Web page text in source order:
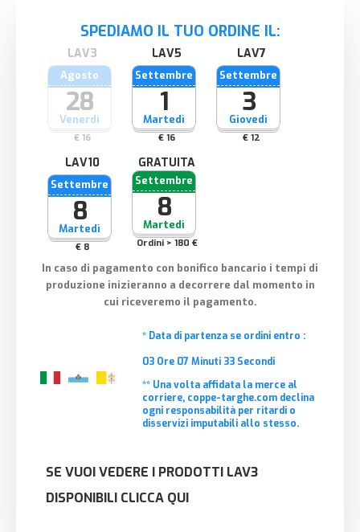
SPEDIAMO IL TUO ORDINE IL:
Venerdì
Agosto
28
€ 16
Martedì
Settembre
1
€ 16
Giovedì
Settembre
3
€ 12
Martedì
Settembre
8
€ 8
GRATUITA
Martedì
Settembre
8
Ordini > 180 €
In caso di pagamento con bonifico bancario i tempi di
produzione inizieranno a decorrere dal momento in
cui riceveremo il pagamento.
* Data di partenza se ordini entro :
03Ore 07 Minuti 33Secondi
** Una volta affidata la merce al
corriere, coppe-targhe.com declina
ogni responsabilità per ritardi o
disservizi imputabili allo stesso.
SE VUOI VEDERE I PRODOTTI LAV3
DISPONIBILI CLICCA QUI